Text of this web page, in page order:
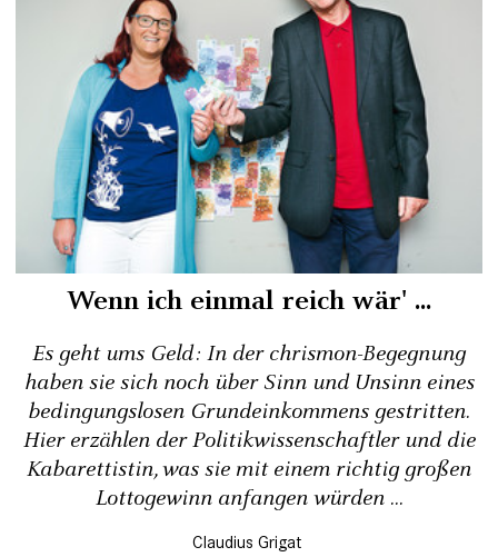
Wenn ich einmal reich wär' ...
Es geht ums Geld: In der chrismon-Begegnung
haben sie sich noch über Sinn und Unsinn eines
bedingungslosen Grundeinkommens gestritten.
Hier erzählen der Politikwissenschaftler und die
Kabarettistin, was sie mit einem richtig großen
Lottogewinn anfangen würden ...
Claudius Grigat